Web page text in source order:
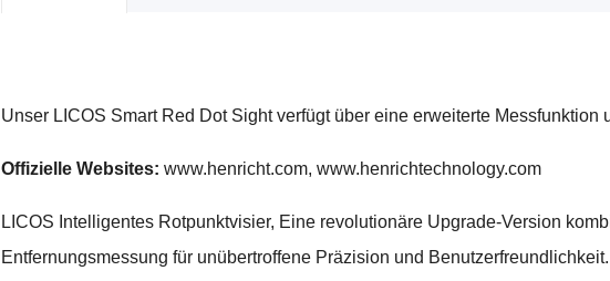
Unser LICOS Smart Red Dot Sight verfügt über eine erweiterte Messfunktion
Offizielle Websites: www.henricht.com, www.henrichtechnology.com
LICOS Intelligentes Rotpunktvisier, Eine revolutionäre Upgrade-Version
Entfernungsmessung für unübertroffene Präzision und